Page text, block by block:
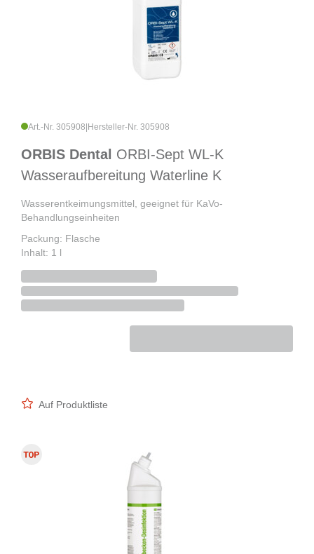
Art.-Nr. 305908 Hersteller-Nr. 305908
ORBIS Dental ORBI-Sept WL-K
Wasseraufbereitung Waterline K
Wasserentkeimungsmittel, geeignet für KaVo-
Behandlungseinheiten
Packung: Flasche
Inhalt: 1 l
Auf Produktliste